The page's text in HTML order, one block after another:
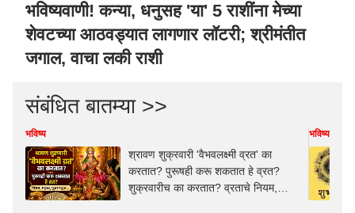
भविष्यवाणी! कन्या, धनुसह 'या' 5 राशींना मेच्या
शेवटच्या आठवड्यात लागणार लॉटरी; श्रीमंतीत
जगाल, वाचा लकी राशी
संबंधित बातम्या >>
भविष्य
श्रावण शुक्रवारी 'वैभवलक्ष्मी व्रत' का
करतात? पुरूषही करू शकतात हे व्रत?
शुक्रवारीच का करतात? व्रताचे नियम,
भविष्य